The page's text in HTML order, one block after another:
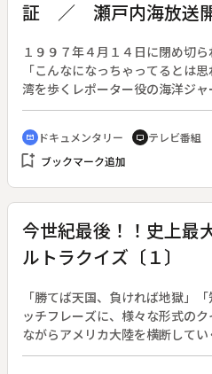
証 ／ 瀬戸内海放送
１９９７年４月１４日に閉め切ら
「こんなになっちゃってるとは
湾を歩くレポーター役の海洋ジ
つぶやく。累々とカニの死骸、
情景。一つの海が死に、毎日繰り
う聞こえない。干上がってわかっ
諫早湾の情景を起点に、まだ残さ
な食物連鎖の海、カリフォルニ
リアの豊かさの象徴、バナナエ
の多島海、ここはまさに自然動
９９８年は「国際海洋年」。万葉
環境の保護を訴える。
cinematic_blur ドキュメンタリー tv テレビ番組
bookmark_add ブックマーク追加
今世紀最後！！史上最
ルトラクイズ〔１〕
「勝てば天国、負ければ地獄」
ッチフレーズに、様々な形式の
ながらアメリカ大陸を横断して
ら年１回で続いていたが、惜し